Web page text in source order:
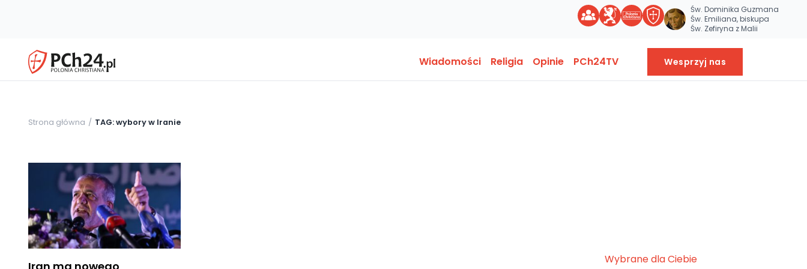
Św. Dominika Guzmana
Św. Emiliana, biskupa
Św. Zefiryna z Malii
Wiadomości Religia Opinie PCh24TV Wesprzyj nas
Strona główna TAG: wybory w Iranie
Wybrane dla Ciebie